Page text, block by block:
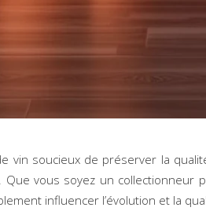
vin soucieux de préserver la
vous soyez un
influencer l’évolution et la